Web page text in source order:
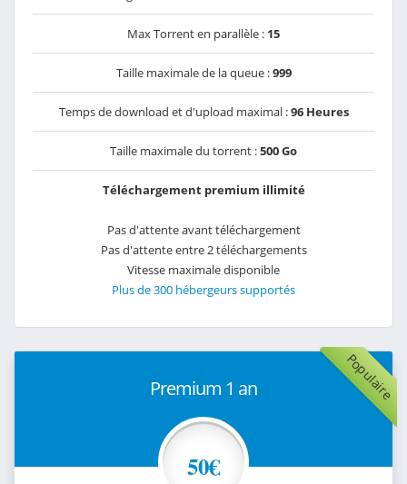
Max Torrent en parallèle : 15
Taille maximale de la queue :999
Temps de download et d'upload maximal :96 Heures
Taille maximale du torrent :500 Go
Téléchargement premium illimité
Pas d'attente avant téléchargement
Pas d'attente entre 2 téléchargements
Vitesse maximale disponible
Plus de 300 hébergeurs supportés
Populaire
Premium 1 an
50€